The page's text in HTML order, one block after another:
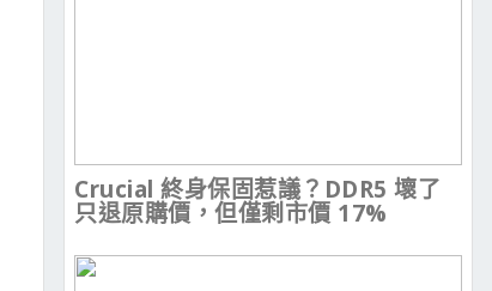
Crucial 終身保固惹議？DDR5 壞了
只退原購價，但僅剩市價 17%